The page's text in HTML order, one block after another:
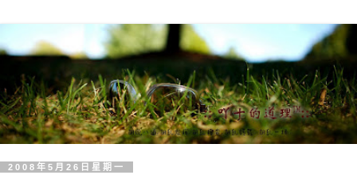
2008年5月26日星期一